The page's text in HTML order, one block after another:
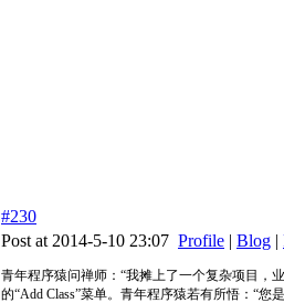
#230
Post at 2014-5-10 23:07 Profile | Blog |
青年程序猿问禅师：“我摊上了一个复杂项目，
的“Add Class”菜单。青年程序猿若有所悟：“